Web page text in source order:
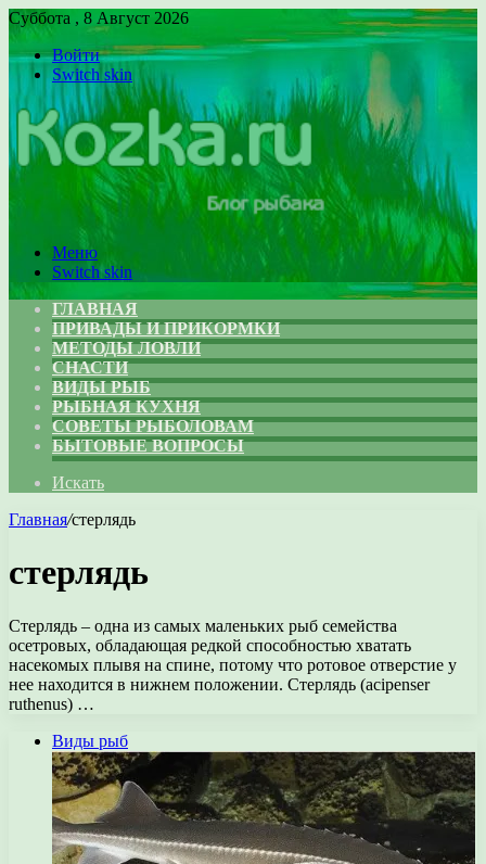
Суббота , 8 Август 2026
Войти
Switch skin
Меню
Switch skin
ГЛАВНАЯ
ПРИВАДЫ И ПРИКОРМКИ
МЕТОДЫ ЛОВЛИ
СНАСТИ
ВИДЫ РЫБ
РЫБНАЯ КУХНЯ
СОВЕТЫ РЫБОЛОВАМ
БЫТОВЫЕ ВОПРОСЫ
Искать
Главная/стерлядь
стерлядь
Стерлядь – одна из самых маленьких рыб семейства
осетровых, обладающая редкой способностью хватать
насекомых плывя на спине, потому что ротовое отверстие у
нее находится в нижнем положении. Стерлядь (acipenser
ruthenus) …
Виды рыб